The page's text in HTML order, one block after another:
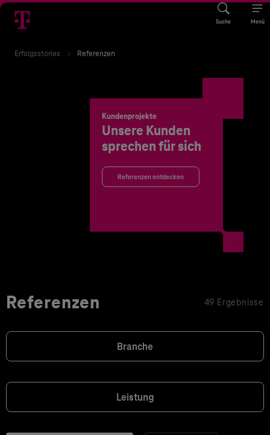
Suche Menü
Erfolgsstories Referenzen
Kundenprojekte
Unsere Kunden
sprechen für sich
Referenzen entdecken
Referenzen 49 Ergebnisse
Branche
Leistung